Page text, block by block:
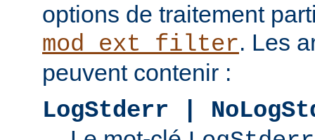
options de traitement
mod_ext_filter. Les
peuvent contenir :
LogStderr |